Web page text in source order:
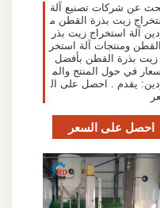
عن شركات تصنيع آلة
زيت بذرة القطن م
آلة استخراج زيت بذر
ومنتجات آلة استخر
زيت بذرة القطن بأفضل
في حول المنتج والم
يقدم . احصل على ال
احصل على السعر